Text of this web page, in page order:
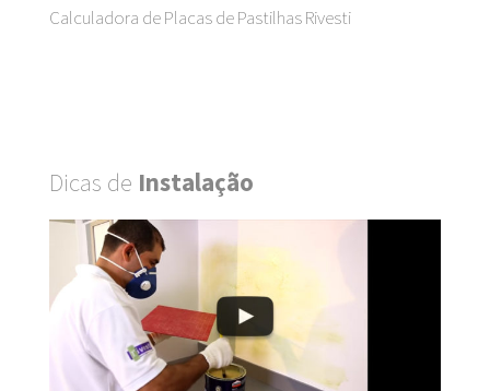
Calculadora de Placas de Pastilhas Rivesti
Dicas de Instalação